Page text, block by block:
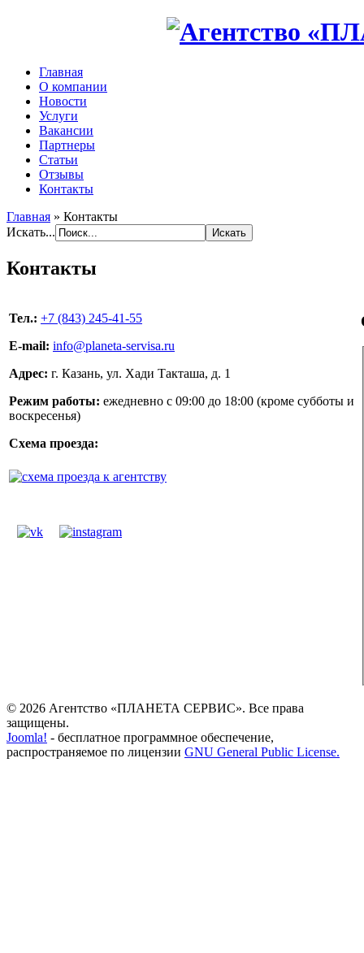
Главная
О компании
Новости
Услуги
Вакансии
Партнеры
Статьи
Отзывы
Контакты
Главная » Контакты
Искать...
Контакты
Тел.: +7 (843) 245-41-55
E-mail: info@planeta-servisa.ru
Адрес: г. Казань, ул. Хади Такташа, д. 1
Режим работы: ежедневно с 09:00 до 18:00 (кроме субботы и
воскресенья)
Схема проезда:
© 2026 Агентство «ПЛАНЕТА СЕРВИС». Все права
защищены.
Joomla! - бесплатное программное обеспечение,
распространяемое по лицензии GNU General Public License.